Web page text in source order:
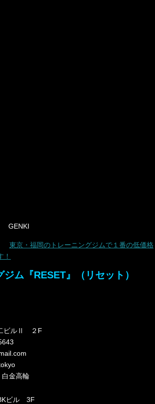
GENKI
東京・福岡のトレーニングジムで１番の低価格
！
ム『RESET』（リセット）
ビルⅡ ２F
金高輪
ビル 3F